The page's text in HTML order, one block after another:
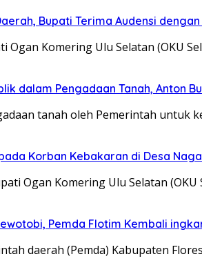
Bupati Terima Audensi
Ogan Komering Ulu Selatan (OKU
dalam Pengadaan Tanah, Anton
tanah oleh Pemerintah
Korban Kebakaran di Desa
Ogan Komering Ulu Selatan
Pemda Flotim Kembali
daerah (Pemda) Kabupaten